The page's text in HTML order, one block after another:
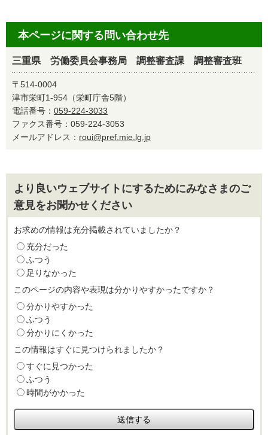
本ページに関する問い合わせ先
三重県 労働委員会事務局 調整審査課 調整審査班
〒514-0004
津市栄町1-954（栄町庁舎5階）
電話番号： 059-224-3033
ファクス番号：059-224-3053
メールアドレス： roui@pref.mie.lg.jp
より良いウェブサイトにするためにみなさまのご
意見をお聞かせください
お求めの情報は充分掲載されていましたか？
充分だった
ふつう
足りなかった
このページの内容や表現は分かりやすかったですか？
分かりやすかった
ふつう
分かりにくかった
この情報はすぐに見つけられましたか？
すぐに見つかった
ふつう
時間がかかった